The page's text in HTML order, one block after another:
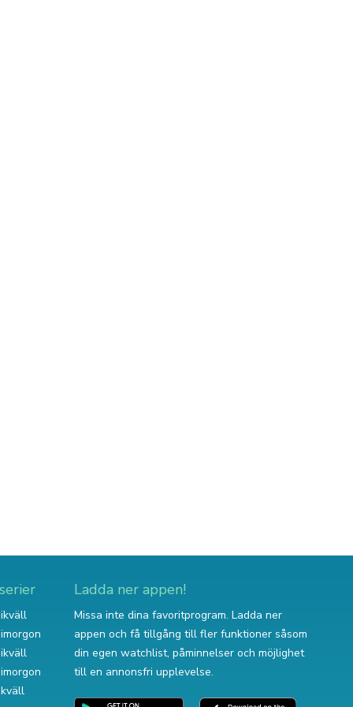
Ladda ner appen!
Missa inte dina favoritprogram. Ladda ner
appen och få tillgång till fler funktioner såsom
din egen watchlist, påminnelser och möjlighet
till en annonsfri upplevelse.